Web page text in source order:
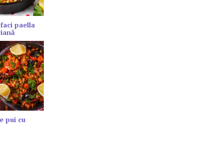
paella
pui cu